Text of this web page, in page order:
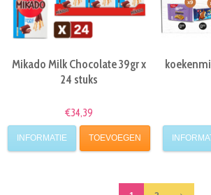
Mikado Milk Chocolate 39gr x
24 stuks
€34,39
INFORMATIE TOEVOEGEN